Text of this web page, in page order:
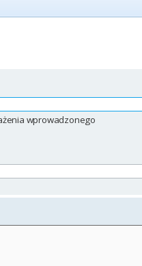
wprowadzonego